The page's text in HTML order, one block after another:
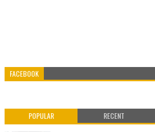
FACEBOOK
POPULAR RECENT